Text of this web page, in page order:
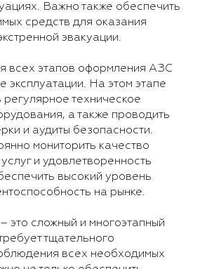
Важно также обеспечить
средств для оказания
эвакуации.
всех этапов оформления АЗС
эксплуатации. На этом этапе
техническое
а также проводить
и аудиты безопасности.
мониторить качество
и удовлетворенность
высокий уровень
на рынке.
сложный и многоэтапный
тщательного
всех необходимых